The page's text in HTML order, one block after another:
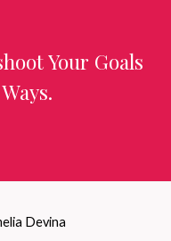
Your Goals
Devina